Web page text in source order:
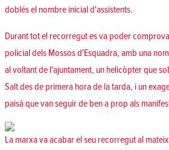
doblés el nombre inicial d'assistents.
Durant tot el recorregut es va poder
policial dels Mossos d'Esquadra, amb una
al voltant de l'ajuntament, un helicòpter que
Salt des de primera hora de la tarda, i un
paisà que van seguir de ben a prop als
La marxa va acabar el seu recorregut al